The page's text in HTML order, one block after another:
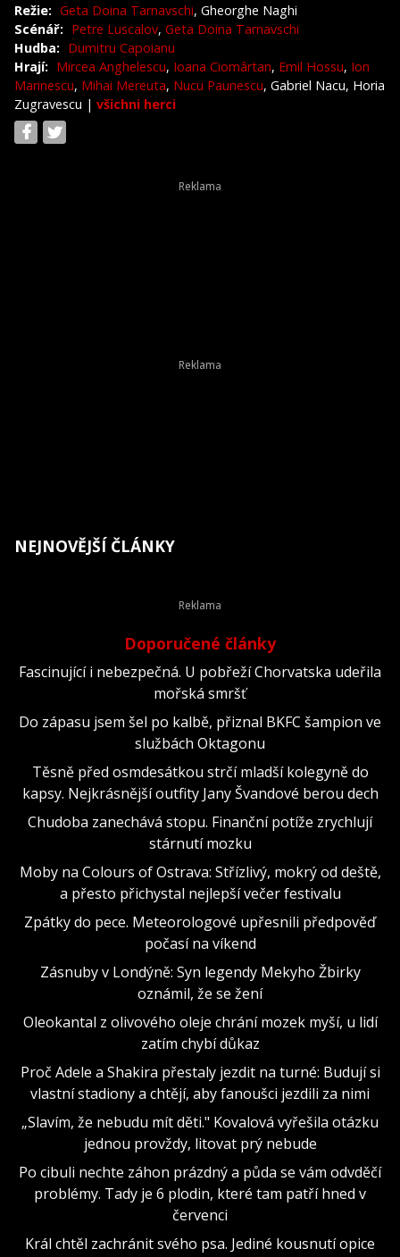
Režie: Geta Doina Tarnavschi, Gheorghe Naghi
Scénář: Petre Luscalov, Geta Doina Tarnavschi
Hudba: Dumitru Capoianu
Hrají: Mircea Anghelescu, Ioana Ciomârtan, Emil Hossu, Ion
Marinescu, Mihai Mereuta, Nucu Paunescu, Gabriel Nacu, Horia
Zugravescu | všichni herci
NEJNOVĚJŠÍ ČLÁNKY
Doporučené články
Fascinující i nebezpečná. U pobřeží Chorvatska udeřila
mořská smršť
Do zápasu jsem šel po kalbě, přiznal BKFC šampion ve
službách Oktagonu
Těsně před osmdesátkou strčí mladší kolegyně do
kapsy. Nejkrásnější outfity Jany Švandové berou dech
Chudoba zanechává stopu. Finanční potíže zrychlují
stárnutí mozku
Moby na Colours of Ostrava: Střízlivý, mokrý od deště,
a přesto přichystal nejlepší večer festivalu
Zpátky do pece. Meteorologové upřesnili předpověď
počasí na víkend
Zásnuby v Londýně: Syn legendy Mekyho Žbirky
oznámil, že se žení
Oleokantal z olivového oleje chrání mozek myší, u lidí
zatím chybí důkaz
Proč Adele a Shakira přestaly jezdit na turné: Budují si
vlastní stadiony a chtějí, aby fanoušci jezdili za nimi
„Slavím, že nebudu mít děti." Kovalová vyřešila otázku
jednou provždy, litovat prý nebude
Po cibuli nechte záhon prázdný a půda se vám odvděčí
problémy. Tady je 6 plodin, které tam patří hned v
červenci
Král chtěl zachránit svého psa. Jediné kousnutí opice